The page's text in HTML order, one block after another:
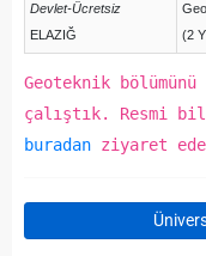
Devlet-Ücretsiz
ELAZIĞ
(2
Geoteknik
çalıştık. Resmi
buradan ziyaret